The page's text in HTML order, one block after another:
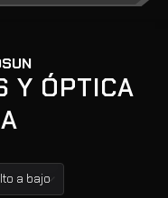
Y ÓPTICA